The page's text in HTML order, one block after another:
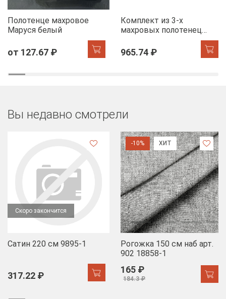
Полотенце махровое
Маруся белый
от 127.67 ₽
Комплект из 3-х
махровых полотенец
FLOOX бордюр Диана,
черный
965.74 ₽
Вы недавно смотрели
Скоро закончится
Сатин 220 см 9895-1
317.22 ₽
-10% ХИТ
Рогожка 150 см наб арт.
902 18858-1
165 ₽
184.3 ₽